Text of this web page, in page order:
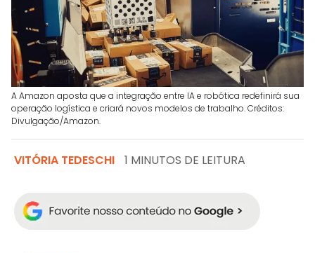
A Amazon aposta que a integração entre IA e robótica redefinirá sua
operação logística e criará novos modelos de trabalho. Créditos:
Divulgação/Amazon.
VITÓRIA TEDESCHI 1 MINUTOS DE LEITURA